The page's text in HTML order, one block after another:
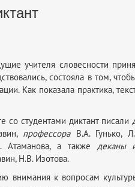
учителя словесности
состояла в том,
Как показала практика,
со студентами диктант писали
профессораВ.А. Гунько,
Атаманова, а также деканы
Н.В. Изотова.
внимания к вопросам